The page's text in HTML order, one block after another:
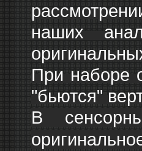
наших
При наборе
"бьются"
В